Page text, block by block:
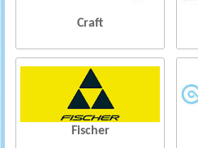
Craft
Fischer